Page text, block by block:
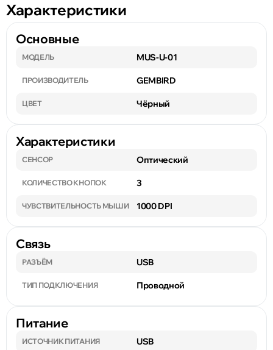
Характеристики
Основные
МОДЕЛЬ MUS-U-01
ПРОИЗВОДИТЕЛЬ GEMBIRD
ЦВЕТ Чёрный
Характеристики
СЕНСОР Оптический
КОЛИЧЕСТВО КНОПОК 3
ЧУВСТВИТЕЛЬНОСТЬ МЫШИ 1000 DPI
Связь
РАЗЪЁМ USB
ТИП ПОДКЛЮЧЕНИЯ Проводной
Питание
ИСТОЧНИК ПИТАНИЯ USB